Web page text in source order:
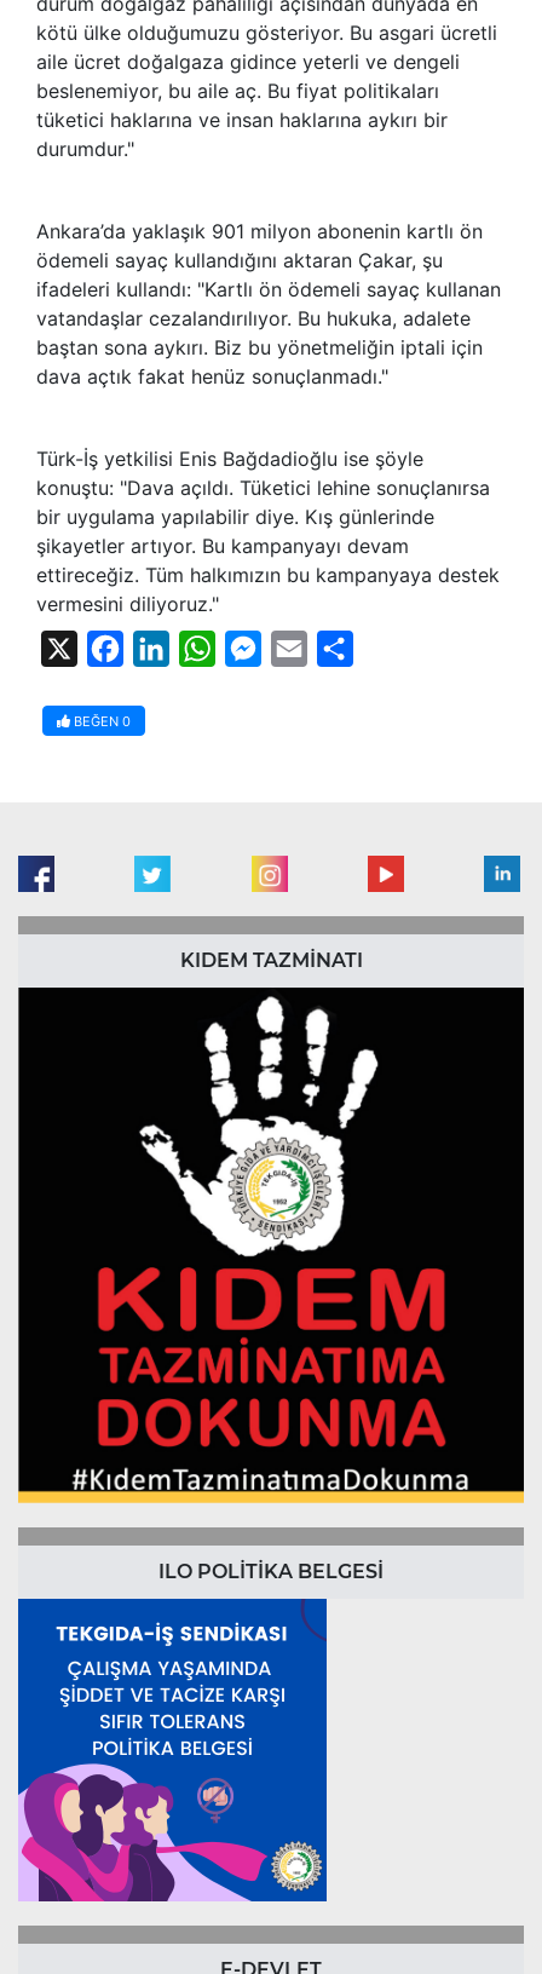
kötü ülke olduğumuzu gösteriyor. Bu asgari ücretli
aile ücret doğalgaza gidince yeterli ve dengeli
beslenemiyor, bu aile aç. Bu fiyat politikaları
tüketici haklarına ve insan haklarına aykırı bir
durumdur."
Ankara’da yaklaşık 901 milyon abonenin kartlı ön
ödemeli sayaç kullandığını aktaran Çakar, şu
ifadeleri kullandı: "Kartlı ön ödemeli sayaç kullanan
vatandaşlar cezalandırılıyor. Bu hukuka, adalete
baştan sona aykırı. Biz bu yönetmeliğin iptali için
dava açtık fakat henüz sonuçlanmadı."
Türk-İş yetkilisi Enis Bağdadioğlu ise şöyle
konuştu: "Dava açıldı. Tüketici lehine sonuçlanırsa
bir uygulama yapılabilir diye. Kış günlerinde
şikayetler artıyor. Bu kampanyayı devam
ettireceğiz. Tüm halkımızın bu kampanyaya destek
vermesini diliyoruz."
FacebookLinkedInWhatsAppMessenger
Email
BEĞEN 0
KIDEM TAZMİNATI
ILO POLİTİKA BELGESİ